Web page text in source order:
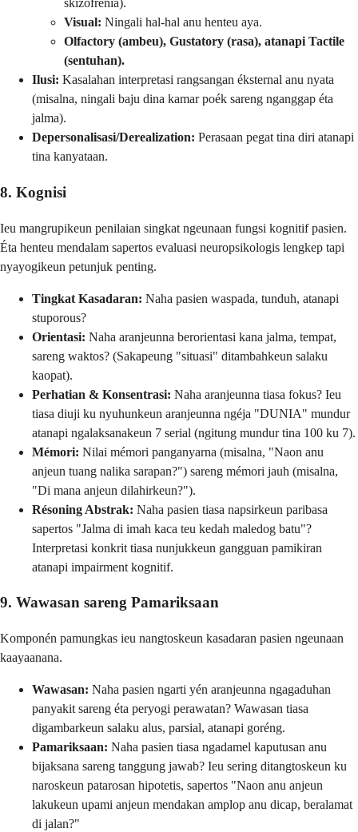
skizofrenia).
Visual: Ningali hal-hal anu henteu aya.
Olfactory (ambeu), Gustatory (rasa), atanapi Tactile
(sentuhan).
Ilusi: Kasalahan interpretasi rangsangan éksternal anu nyata
(misalna, ningali baju dina kamar poék sareng nganggap éta
jalma).
Depersonalisasi/Derealization: Perasaan pegat tina diri atanapi
tina kanyataan.
8. Kognisi
Ieu mangrupikeun penilaian singkat ngeunaan fungsi kognitif pasien.
Éta henteu mendalam sapertos evaluasi neuropsikologis lengkep tapi
nyayogikeun petunjuk penting.
Tingkat Kasadaran: Naha pasien waspada, tunduh, atanapi
stuporous?
Orientasi: Naha aranjeunna berorientasi kana jalma, tempat,
sareng waktos? (Sakapeung "situasi" ditambahkeun salaku
kaopat).
Perhatian & Konsentrasi: Naha aranjeunna tiasa fokus? Ieu
tiasa diuji ku nyuhunkeun aranjeunna ngéja "DUNIA" mundur
atanapi ngalaksanakeun 7 serial (ngitung mundur tina 100 ku 7).
Mémori: Nilai mémori panganyarna (misalna, "Naon anu
anjeun tuang nalika sarapan?") sareng mémori jauh (misalna,
"Di mana anjeun dilahirkeun?").
Résoning Abstrak: Naha pasien tiasa napsirkeun paribasa
sapertos "Jalma di imah kaca teu kedah maledog batu"?
Interpretasi konkrit tiasa nunjukkeun gangguan pamikiran
atanapi impairment kognitif.
9. Wawasan sareng Pamariksaan
Komponén pamungkas ieu nangtoskeun kasadaran pasien ngeunaan
kaayaanana.
Wawasan: Naha pasien ngarti yén aranjeunna ngagaduhan
panyakit sareng éta peryogi perawatan? Wawasan tiasa
digambarkeun salaku alus, parsial, atanapi goréng.
Pamariksaan: Naha pasien tiasa ngadamel kaputusan anu
bijaksana sareng tanggung jawab? Ieu sering ditangtoskeun ku
naroskeun patarosan hipotetis, sapertos "Naon anu anjeun
lakukeun upami anjeun mendakan amplop anu dicap, beralamat
di jalan?"